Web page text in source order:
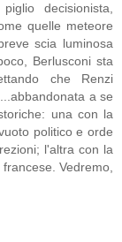
decisionista,
quelle meteore
scia luminosa
Berlusconi sta
che Renzi
a se
una con la
politico e orde
l'altra con la
Vedremo,